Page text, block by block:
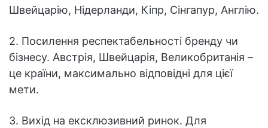
Швейцарію, Нідерланди, Кіпр, Сінгапур, Англію.
2. Посилення респектабельності бренду чи
бізнесу. Австрія, Швейцарія, Великобританія –
це країни, максимально відповідні для цієї
мети.
3. Вихід на ексклюзивний ринок. Для